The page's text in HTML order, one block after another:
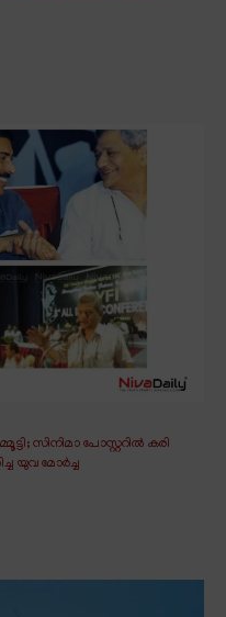
സിനിമാ പോസ്റ്ററിൽ കരി
യുവ മോർച്ച